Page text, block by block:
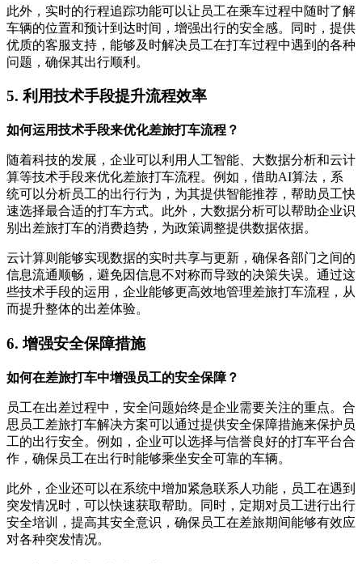
此外，实时的行程追踪功能可以让员工在乘车过程中随时了解
车辆的位置和预计到达时间，增强出行的安全感。同时，提供
优质的客服支持，能够及时解决员工在打车过程中遇到的各种
问题，确保其出行顺利。
5. 利用技术手段提升流程效率
如何运用技术手段来优化差旅打车流程？
随着科技的发展，企业可以利用人工智能、大数据分析和云计
算等技术手段来优化差旅打车流程。例如，借助AI算法，系
统可以分析员工的出行行为，为其提供智能推荐，帮助员工快
速选择最合适的打车方式。此外，大数据分析可以帮助企业识
别出差旅打车的消费趋势，为政策调整提供数据依据。
云计算则能够实现数据的实时共享与更新，确保各部门之间的
信息流通顺畅，避免因信息不对称而导致的决策失误。通过这
些技术手段的运用，企业能够更高效地管理差旅打车流程，从
而提升整体的出差体验。
6. 增强安全保障措施
如何在差旅打车中增强员工的安全保障？
员工在出差过程中，安全问题始终是企业需要关注的重点。合
思员工差旅打车解决方案可以通过提供安全保障措施来保护员
工的出行安全。例如，企业可以选择与信誉良好的打车平台合
作，确保员工在出行时能够乘坐安全可靠的车辆。
此外，企业还可以在系统中增加紧急联系人功能，员工在遇到
突发情况时，可以快速获取帮助。同时，定期对员工进行出行
安全培训，提高其安全意识，确保员工在差旅期间能够有效应
对各种突发情况。